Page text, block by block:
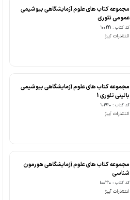
مجموعه کتاب های علوم آزمایشگاهی بیوشیمی
عمومی تئوری
کد کتاب : 100221
انتشارات آییژ
مجموعه کتاب های علوم آزمایشگاهی بیوشیمی
بالینی تئوری 1
کد کتاب : 101920
انتشارات آییژ
مجموعه کتاب های علوم آزمایشگاهی هورمون
شناسی
کد کتاب : 100220
انتشارات آییژ